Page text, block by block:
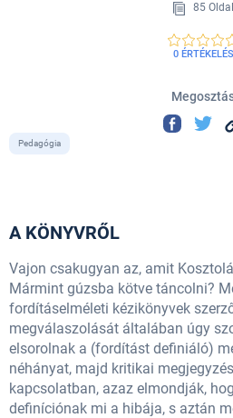
85 Oldal
0 ÉRTÉKELÉS
Pedagógia
A KÖNYVRŐL
Vajon csakugyan az, amit
Mármint gúzsba kötve táncolni?
fordításelméleti kézikönyvek
megválaszolását általában úgy
elsorolnak a (fordítást definiáló)
néhányat, majd kritikai
kapcsolatban, azaz elmondják,
definíciónak mi a hibája, s aztán